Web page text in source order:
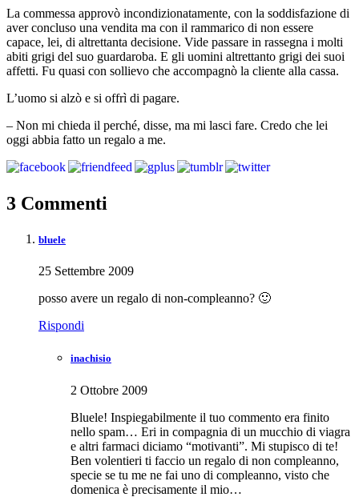
La commessa approvò incondizionatamente, con la soddisfazione di
aver concluso una vendita ma con il rammarico di non essere
capace, lei, di altrettanta decisione. Vide passare in rassegna i molti
abiti grigi del suo guardaroba. E gli uomini altrettanto grigi dei suoi
affetti. Fu quasi con sollievo che accompagnò la cliente alla cassa.
L’uomo si alzò e si offrì di pagare.
– Non mi chieda il perché, disse, ma mi lasci fare. Credo che lei
oggi abbia fatto un regalo a me.
3 Commenti
bluele
25 Settembre 2009
posso avere un regalo di non-compleanno? 🙂
Rispondi
inachisio
2 Ottobre 2009
Bluele! Inspiegabilmente il tuo commento era finito
nello spam… Eri in compagnia di un mucchio di viagra
e altri farmaci diciamo “motivanti”. Mi stupisco di te!
Ben volentieri ti faccio un regalo di non compleanno,
specie se tu me ne fai uno di compleanno, visto che
domenica è precisamente il mio…